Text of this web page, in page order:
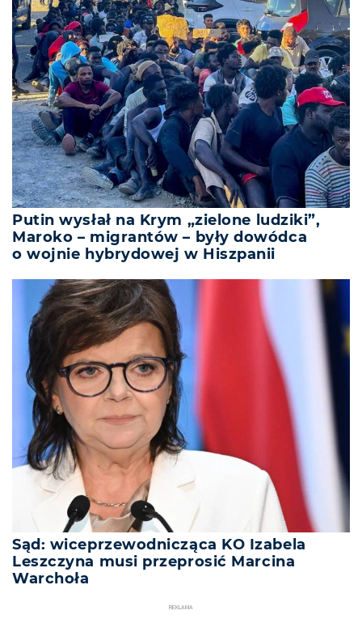
Putin wysłał na Krym „zielone ludziki”,
Maroko – migrantów – były dowódca
o wojnie hybrydowej w Hiszpanii
Sąd: wiceprzewodnicząca KO Izabela
Leszczyna musi przeprosić Marcina
Warchoła
REKLAMA